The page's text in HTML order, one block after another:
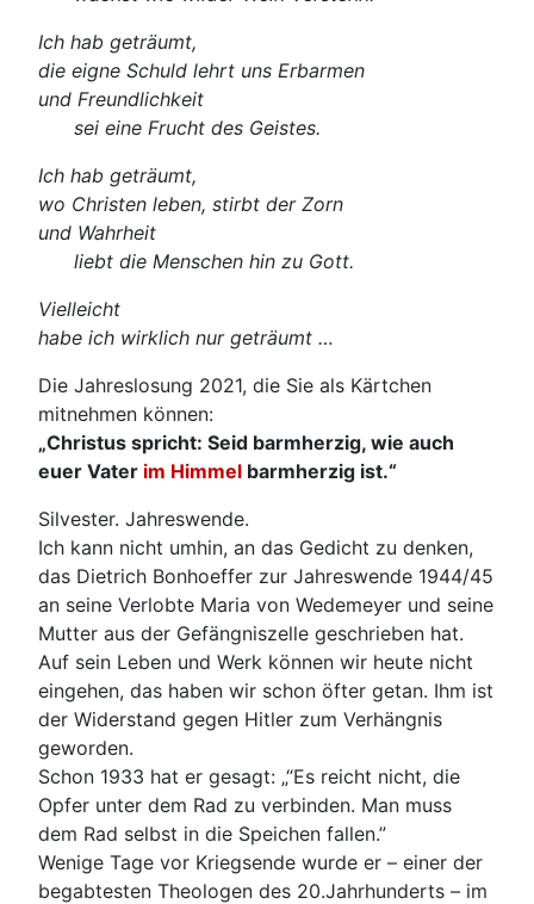
Ich hab geträumt,
die eigne Schuld lehrt uns Erbarmen
und Freundlichkeit
sei eine Frucht des Geistes.
Ich hab geträumt,
wo Christen leben, stirbt der Zorn
und Wahrheit
liebt die Menschen hin zu Gott.
Vielleicht
habe ich wirklich nur geträumt …
Die Jahreslosung 2021, die Sie als Kärtchen
mitnehmen können:
„Christus spricht: Seid barmherzig, wie auch
euer Vater im Himmel barmherzig ist.“
Silvester. Jahreswende.
Ich kann nicht umhin, an das Gedicht zu denken,
das Dietrich Bonhoeffer zur Jahreswende 1944/45
an seine Verlobte Maria von Wedemeyer und seine
Mutter aus der Gefängniszelle geschrieben hat.
Auf sein Leben und Werk können wir heute nicht
eingehen, das haben wir schon öfter getan. Ihm ist
der Widerstand gegen Hitler zum Verhängnis
geworden.
Schon 1933 hat er gesagt: „“Es reicht nicht, die
Opfer unter dem Rad zu verbinden. Man muss
dem Rad selbst in die Speichen fallen.”
Wenige Tage vor Kriegsende wurde er – einer der
begabtesten Theologen des 20.Jahrhunderts – im